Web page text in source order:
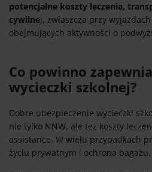
potencjalne koszty leczenia,
cywilnej, zwłaszcza przy
obejmujących aktywności o
Co powinno
wycieczki szkolnej?
Dobre ubezpieczenie wycieczki
nie tylko NNW, ale też koszty
assistance. W wielu przypadkach
życiu prywatnym i ochrona bagażu.